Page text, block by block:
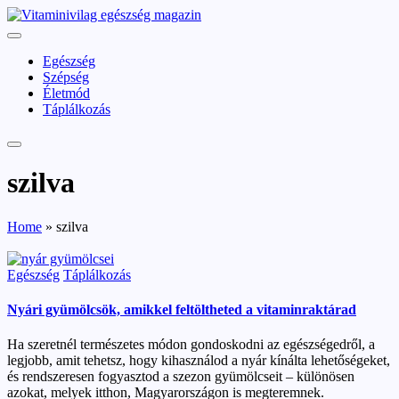
Skip
to
Vitaminivilág:
szépség
Egészség
Szépség
Életmód
Táplálkozás
szilva
Home » szilva
Posted
Egészség Táplálkozás
Nyári gyümölcsök, amikkel feltöltheted a vitaminraktárad
Ha szeretnél természetes módon gondoskodni az egészségedről, a
legjobb, amit tehetsz, hogy kihasználod a nyár kínálta lehetőségeket,
és rendszeresen fogyasztod a szezon gyümölcseit – különösen
azokat, melyek itthon, Magyarországon is megteremnek.